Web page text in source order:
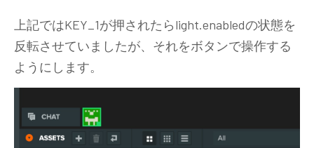
上記ではKEY_1が押されたらlight.enabledの状態を
反転させていましたが、それをボタンで操作する
ようにします。